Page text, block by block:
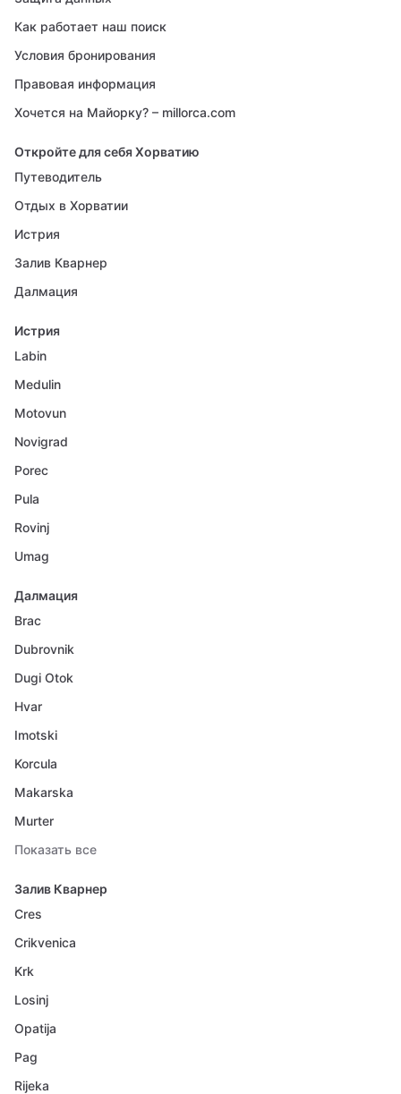
Как работает наш поиск
Условия бронирования
Правовая информация
Хочется на Майорку? – millorca.com
Откройте для себя Хорватию
Путеводитель
Отдых в Хорватии
Истрия
Залив Кварнер
Далмация
Истрия
Labin
Medulin
Motovun
Novigrad
Porec
Pula
Rovinj
Umag
Далмация
Brac
Dubrovnik
Dugi Otok
Hvar
Imotski
Korcula
Makarska
Murter
Показать все
Залив Кварнер
Cres
Crikvenica
Krk
Losinj
Opatija
Pag
Rijeka